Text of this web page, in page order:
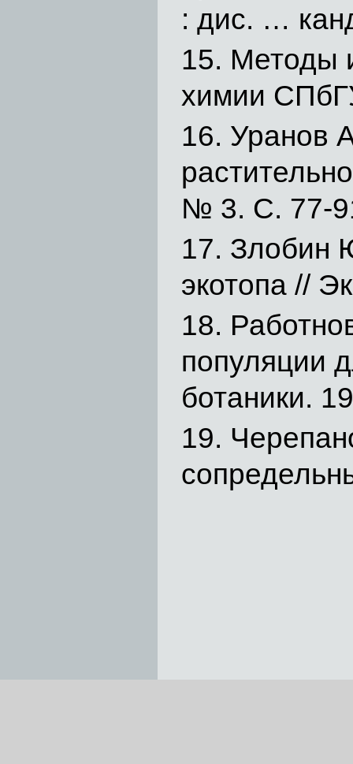
: дис. …
Методы
химии
Уранов
№ 3. С. 77-
Злобин
экотопа //
популяции
ботаники.